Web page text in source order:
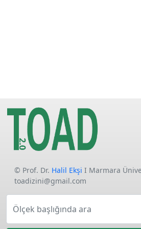
© Prof. Dr. Halil Ekşi I Marmara
toadizini@gmail.com
Ölçek başlığında ara